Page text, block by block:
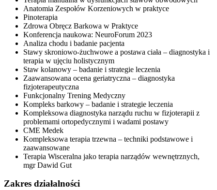
Anatomia Zespołów Korzeniowych w praktyce
Pinoterapia
Zdrowa Obręcz Barkowa w Praktyce
Konferencja naukowa: NeuroForum 2023
Analiza chodu i badanie pacjenta
Stawy skroniowo-żuchwowe a postawa ciała – diagnostyka i
terapia w ujęciu holistycznym
Staw kolanowy – badanie i strategie leczenia
Zaawansowana ocena geriatryczna – diagnostyka
fizjoterapeutyczna
Funkcjonalny Trening Medyczny
Kompleks barkowy – badanie i strategie leczenia
Kompleksowa diagnostyka narządu ruchu w fizjoterapii z
problemami ortopedycznymi i wadami postawy
CME Medek
Kompleksowa terapia trzewna – techniki podstawowe i
zaawansowane
Terapia Wisceralna jako terapia narządów wewnętrznych,
mgr Dawid Gut
Zakres działalności